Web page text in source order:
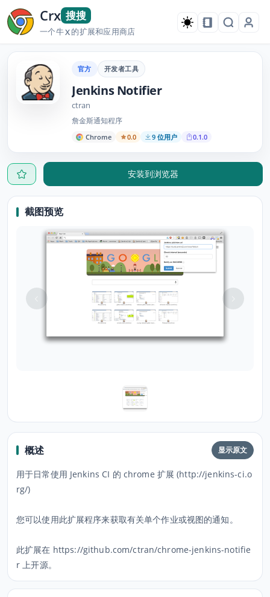
Crx 搜搜
一个牛X的扩展和应用商店
官方 开发者工具
Jenkins Notifier
ctran
詹金斯通知程序
Chrome 0.0 9 位用户 0.1.0
安装到浏览器
截图预览
概述 显示原文
用于日常使用 Jenkins CI 的 chrome 扩展 (http://jenkins-ci.o
rg/)
您可以使用此扩展程序来获取有关单个作业或视图的通知。
此扩展在 https://github.com/ctran/chrome-jenkins-notifie
r 上开源。